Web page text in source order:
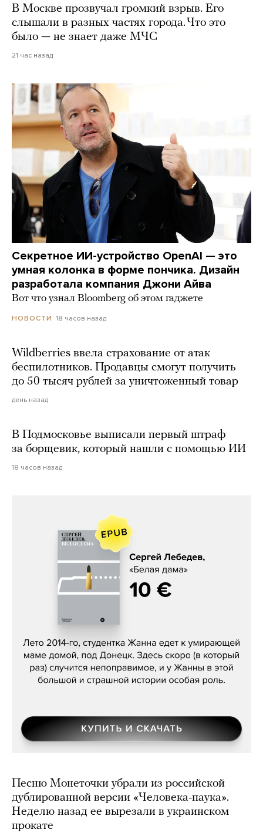
В Москве прозвучал громкий взрыв. Его
слышали в разных частях города. Что это
было — не знает даже МЧС
21 час назад
Секретное ИИ-устройство OpenAI — это
умная колонка в форме пончика. Дизайн
разработала компания Джони Айва
Вот что узнал Bloomberg об этом гаджете
НОВОСТИ 18 часов назад
Wildberries ввела страхование от атак
беспилотников. Продавцы смогут получить
до 50 тысяч рублей за уничтоженный товар
день назад
В Подмосковье выписали первый штраф
за борщевик, который нашли с помощью ИИ
18 часов назад
Сергей Лебедев, «Белая дама»
Песню Монеточки убрали из российской
дублированной версии «Человека-паука».
Неделю назад ее вырезали в украинском
прокате